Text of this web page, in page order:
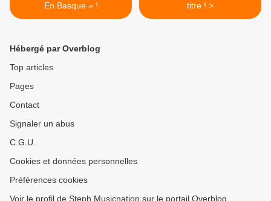
En Basque » !
titre ! >
Hébergé par Overblog
Top articles
Pages
Contact
Signaler un abus
C.G.U.
Cookies et données personnelles
Préférences cookies
Voir le profil de Steph Musicnation sur le portail Overblog